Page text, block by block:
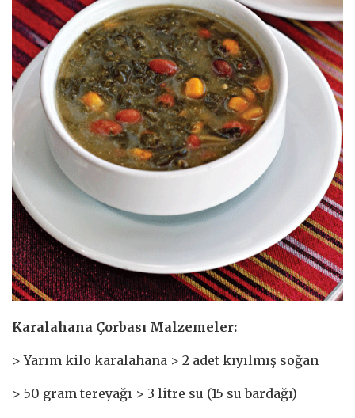
Karalahana Çorbası Malzemeler:
> Yarım kilo karalahana > 2 adet kıyılmış soğan
> 50 gram tereyağı > 3 litre su (15 su bardağı)